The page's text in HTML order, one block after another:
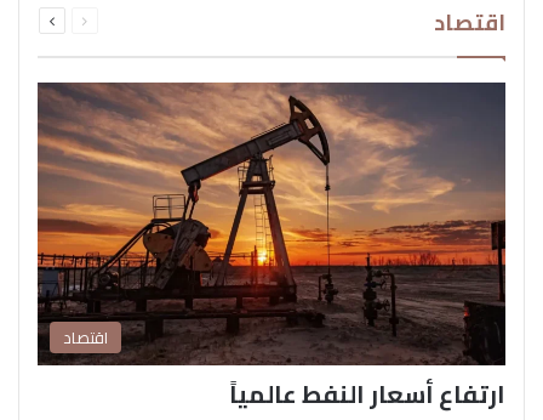
اقتصاد الصفحةالصفحة
اقتصاد
ارتفاع أسعار النفط عالمياً